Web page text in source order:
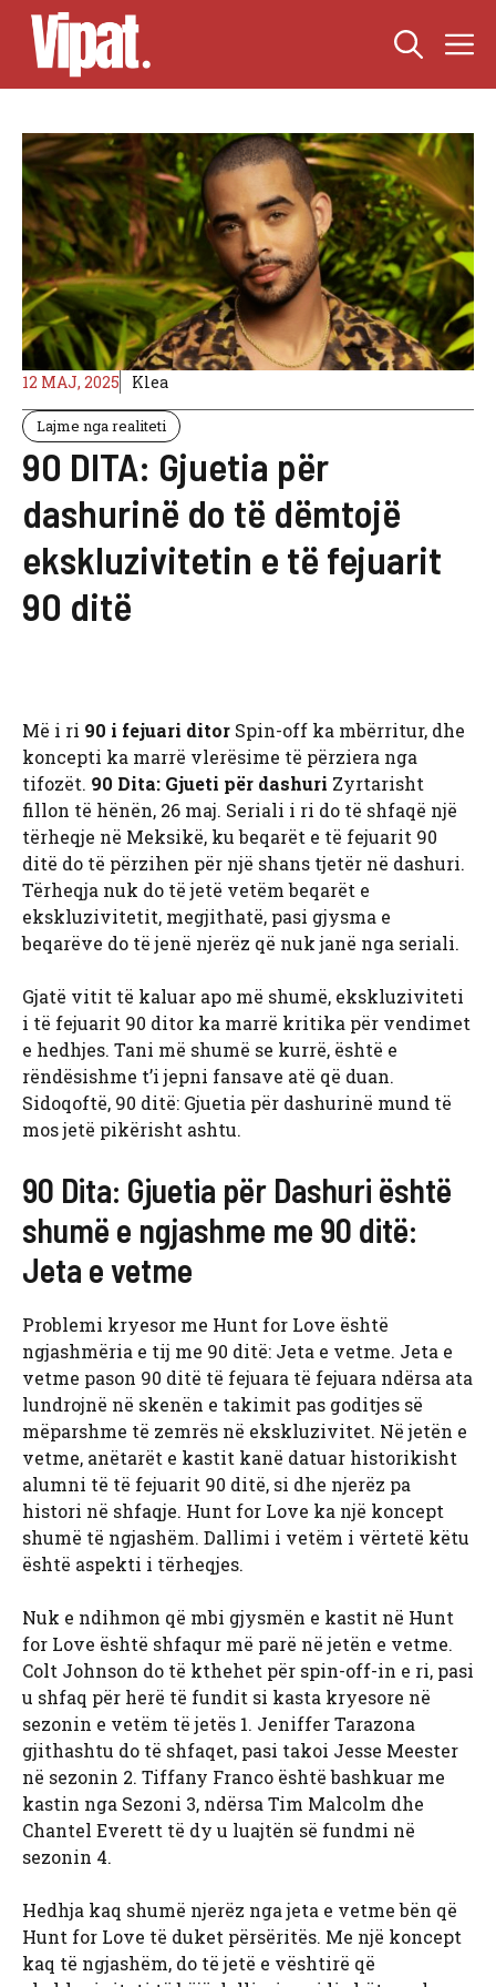
Skip
content
12 MAJ, 2025 Klea
Lajme nga realiteti
90 DITA: Gjuetia për
dashurinë do të dëmtojë
ekskluzivitetin e të fejuarit
90 ditë
Më i ri 90 i fejuari ditor Spin-off ka mbërritur, dhe
koncepti ka marrë vlerësime të përziera nga
tifozët. 90 Dita: Gjueti për dashuri Zyrtarisht
fillon të hënën, 26 maj. Seriali i ri do të shfaqë një
tërheqje në Meksikë, ku beqarët e të fejuarit 90
ditë do të përzihen për një shans tjetër në dashuri.
Tërheqja nuk do të jetë vetëm beqarët e
ekskluzivitetit, megjithatë, pasi gjysma e
beqarëve do të jenë njerëz që nuk janë nga seriali.
Gjatë vitit të kaluar apo më shumë, ekskluziviteti
i të fejuarit 90 ditor ka marrë kritika për vendimet
e hedhjes. Tani më shumë se kurrë, është e
rëndësishme t’i jepni fansave atë që duan.
Sidoqoftë, 90 ditë: Gjuetia për dashurinë mund të
mos jetë pikërisht ashtu.
90 Dita: Gjuetia për Dashuri është
shumë e ngjashme me 90 ditë:
Jeta e vetme
Problemi kryesor me Hunt for Love është
ngjashmëria e tij me 90 ditë: Jeta e vetme. Jeta e
vetme pason 90 ditë të fejuara të fejuara ndërsa ata
lundrojnë në skenën e takimit pas goditjes së
mëparshme të zemrës në ekskluzivitet. Në jetën e
vetme, anëtarët e kastit kanë datuar historikisht
alumni të të fejuarit 90 ditë, si dhe njerëz pa
histori në shfaqje. Hunt for Love ka një koncept
shumë të ngjashëm. Dallimi i vetëm i vërtetë këtu
është aspekti i tërheqjes.
Nuk e ndihmon që mbi gjysmën e kastit në Hunt
for Love është shfaqur më parë në jetën e vetme.
Colt Johnson do të kthehet për spin-off-in e ri, pasi
u shfaq për herë të fundit si kasta kryesore në
sezonin e vetëm të jetës 1. Jeniffer Tarazona
gjithashtu do të shfaqet, pasi takoi Jesse Meester
në sezonin 2. Tiffany Franco është bashkuar me
kastin nga Sezoni 3, ndërsa Tim Malcolm dhe
Chantel Everett të dy u luajtën së fundmi në
sezonin 4.
Hedhja kaq shumë njerëz nga jeta e vetme bën që
Hunt for Love të duket përsëritës. Me një koncept
kaq të ngjashëm, do të jetë e vështirë që